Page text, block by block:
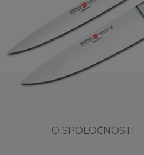
O SPOLOČNOSTI